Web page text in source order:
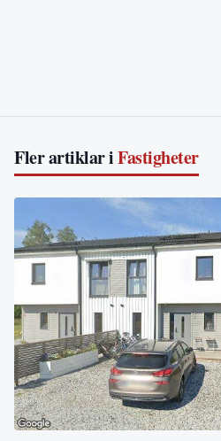
Fler artiklar iFastigheter